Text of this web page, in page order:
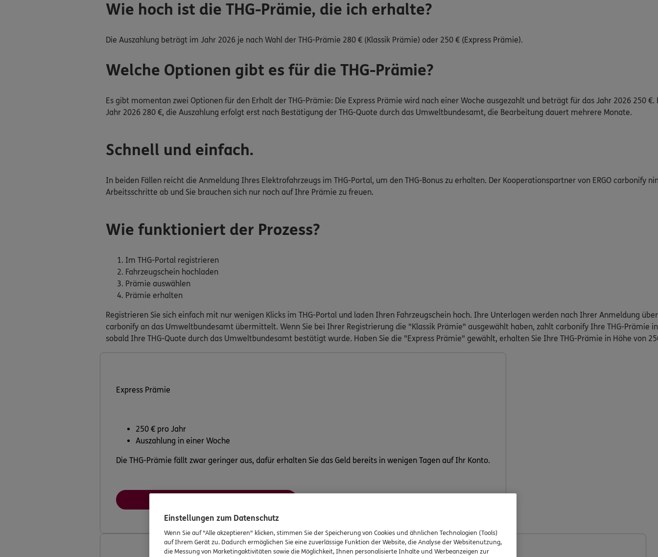
Wie hoch ist die THG-Prämie, die ich erhalte?
Die Auszahlung beträgt im Jahr 2026 je nach Wahl der THG-Prämie 280 € (Klassik Prämie) oder 250 € (Express Prämie).
Welche Optionen gibt es für die THG-Prämie?
Es gibt momentan zwei Optionen für den Erhalt der THG-Prämie: Die Express Prämie wird nach einer Woche ausgezahlt und beträgt für das Jahr 2026 250
Jahr 2026 280 €, die Auszahlung erfolgt erst nach Bestätigung der THG-Quote durch das Umweltbundesamt, die Bearbeitung dauert mehrere Monate.
Schnell und einfach.
In beiden Fällen reicht die Anmeldung Ihres Elektrofahrzeugs im THG-Portal, um den THG-Bonus zu erhalten. Der Kooperationspartner von ERGO carbonify
Arbeitsschritte ab und Sie brauchen sich nur noch auf Ihre Prämie zu freuen.
Wie funktioniert der Prozess?
Im THG-Portal registrieren
Fahrzeugschein hochladen
Prämie auswählen
Prämie erhalten
Registrieren Sie sich einfach mit nur wenigen Klicks im THG-Portal und laden Ihren Fahrzeugschein hoch. Ihre Unterlagen werden nach Ihrer Anmeldung
carbonify an das Umweltbundesamt übermittelt. Wenn Sie bei Ihrer Registrierung die "Klassik Prämie" ausgewählt haben, zahlt carbonify Ihre THG-Prämie
sobald Ihre THG-Quote durch das Umweltbundesamt bestätigt wurde. Haben Sie die "Express Prämie" gewählt, erhalten Sie Ihre THG-Prämie in Höhe von
Express Prämie
250 € pro Jahr
Auszahlung in einer Woche
Die THG-Prämie fällt zwar geringer aus, dafür erhalten Sie das Geld bereits in wenigen Tagen auf Ihr Konto.
Einstellungen zum Datenschutz
Wenn Sie auf "Alle akzeptieren" klicken, stimmen Sie der Speicherung von Cookies und ähnlichen Technologien (Tools)
auf Ihrem Gerät zu. Dadurch ermöglichen Sie eine zuverlässige Funktion der Website, die Analyse der Websitenutzung,
die Messung von Marketingaktivitäten sowie die Möglichkeit, Ihnen personalisierte Inhalte und Werbeanzeigen zur